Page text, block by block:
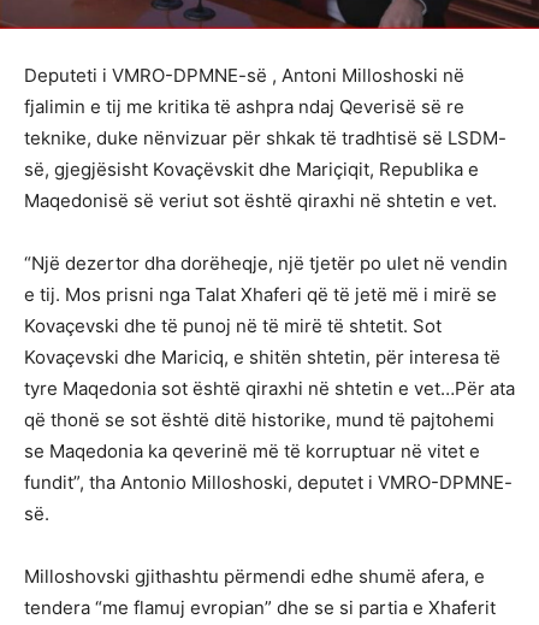
Deputeti i VMRO-DPMNE-së , Antoni Milloshoski në
fjalimin e tij me kritika të ashpra ndaj Qeverisë së re
teknike, duke nënvizuar për shkak të tradhtisë së LSDM-
së, gjegjësisht Kovaçëvskit dhe Mariçiqit, Republika e
Maqedonisë së veriut sot është qiraxhi në shtetin e vet.
“Një dezertor dha dorëheqje, një tjetër po ulet në vendin
e tij. Mos prisni nga Talat Xhaferi që të jetë më i mirë se
Kovaçevski dhe të punoj në të mirë të shtetit. Sot
Kovaçevski dhe Mariciq, e shitën shtetin, për interesa të
tyre Maqedonia sot është qiraxhi në shtetin e vet…Për ata
që thonë se sot është ditë historike, mund të pajtohemi
se Maqedonia ka qeverinë më të korruptuar në vitet e
fundit”, tha Antonio Milloshoski, deputet i VMRO-DPMNE-
së.
Milloshovski gjithashtu përmendi edhe shumë afera, e
tendera “me flamuj evropian” dhe se si partia e Xhaferit